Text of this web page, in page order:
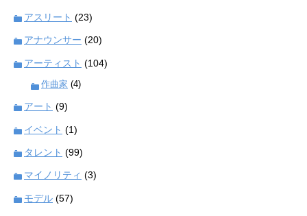
アスリート (23)
アナウンサー (20)
アーティスト (104)
作曲家 (4)
アート (9)
イベント (1)
タレント (99)
マイノリティ (3)
モデル (57)